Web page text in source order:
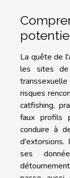
La quête de
les sites de
risques
catfishing,
faux profils
conduire à
ses